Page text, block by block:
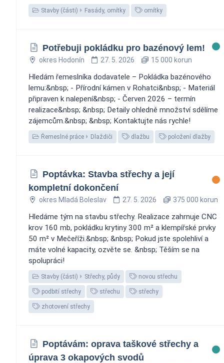
Stavby (části) Fasády, omítky omítky
Potřebuji pokládku pro bazénový lem! ‍️
okres Hodonín 27. 5. 2026 15 000 korun
Hledám řemeslníka dodavatele – Pokládka bazénového
lemu:&nbsp; - Přírodní kámen v Rohatci&nbsp; - Materiál
připraven k nalepení&nbsp; - Červen 2026 – termín
realizace&nbsp; &nbsp; Detaily ohledně množství sdělíme
zájemcům.&nbsp; &nbsp; Kontaktujte nás rychle!
Řemeslné práce Dlaždiči dlažbu položení dlažby
Poptávka: Stavba střechy a její
kompletní dokončení
okres Mladá Boleslav 27. 5. 2026 375 000 korun
Hledáme tým na stavbu střechy. Realizace zahrnuje CNC
krov 160 mb, pokládku krytiny 300 m² a klempířské prvky
50 m² v Mečeříži.&nbsp; &nbsp; Pokud jste spolehliví a
máte volné kapacity, ozvěte se. &nbsp; Těším se na
spolupráci!
Stavby (části) Střechy, půdy novou střechu
podbití střechy střechu střechy
zhotovení střechy
Poptávám: oprava taškové střechy a
úprava 3 okapových svodů